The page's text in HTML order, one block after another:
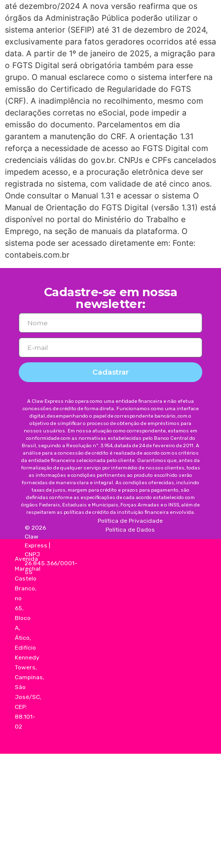
até dezembro/2024 A nova versão reafirma que os
órgãos da Administração Pública poderão utilizar o
sistema anterior (SEFIP) até 31 de dezembro de 2024,
exclusivamente para fatos geradores ocorridos até essa
data. A partir de 1º de janeiro de 2025, a migração para
o FGTS Digital será obrigatória também para esse
grupo. O manual esclarece como o sistema interfere na
emissão do Certificado de Regularidade do FGTS
(CRF). A inadimplência no recolhimento, mesmo com
declarações corretas no eSocial, pode impedir a
emissão do documento. Parcelamentos em dia
garantem a manutenção do CRF. A orientação 1.31
reforça a necessidade de acesso ao FGTS Digital com
credenciais válidas do gov.br. CNPJs e CPFs cancelados
impedem acesso, e a procuração eletrônica deve ser
registrada no sistema, com validade de até cinco anos.
Onde consultar o Manual 1.31 e acessar o sistema O
Manual de Orientação do FGTS Digital (versão 1.31) está
disponível no portal do Ministério do Trabalho e
Emprego, na seção de manuais da plataforma. O
sistema pode ser acessado diretamente em: Fonte:
contabeis.com.br
Cadastre-se em nossa
newsletter:
Cadastrar
A Claw Express não opera como uma entidade financeira e não efetua
concessões de crédito de forma direta. Funcionamos como uma interface
digital, desempenhando o papel de correspondente bancário, com o
objetivo de simplificar o processo de obtenção de empréstimos para
nossos usuários. Em nossa atuação como correspondente, estamos em
conformidade com as normativas estabelecidas pelo Banco Central do
Brasil, seguindo a Resolução nº. 3.954, datada de 24 de fevereiro de 2011. A
análise para a concessão de crédito é realizada de acordo com os critérios
da entidade financeira selecionada pelo cliente. Garantimos que, antes da
formalização de qualquer serviço por intermédio de nossos clientes, todas
as informações e condições pertinentes ao produto escolhido serão
fornecidas de maneira clara e integral. As condições oferecidas, incluindo
taxas de juros, margem para crédito e prazos para pagamento, são
definidas conforme as especificações de cada acordo estabelecido com
órgãos Federais, Estaduais e Municipais, Forças Armadas e o INSS, além de
respeitarem as políticas de crédito da instituição financeira envolvida.
Avenida
Marechal
Castelo
Branco,
no
65,
Bloco
A,
Ático,
Edifício
Kennedy
Towers,
Campinas,
São
José/SC,
CEP:
88.101-
02
© 2026
Claw
Express
CNPJ
26.845.366/0001-
55
Política de Privacidade
Política de Dados